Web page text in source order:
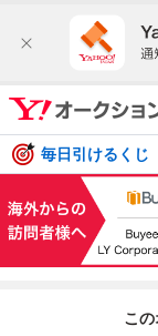
毎日引けるく
こ